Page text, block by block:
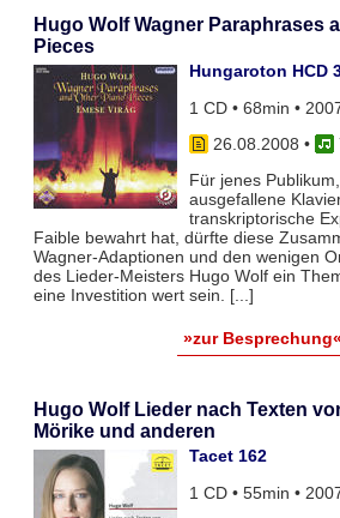
Hugo Wolf Wagner Paraphrases
Pieces
Hungaroton HCD
1 CD • 68min •
26.08.2008 •
Für jenes
ausgefallene
transkriptorische
Faible bewahrt hat, dürfte diese
Wagner-Adaptionen und den wenigen
des Lieder-Meisters Hugo Wolf ein
eine Investition wert sein. [...]
»zur Besprechung«
Hugo Wolf Lieder nach Texten
Mörike und anderen
Tacet 162
1 CD • 55min •